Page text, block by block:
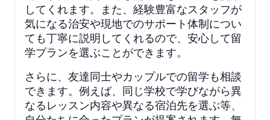
してくれます。また、経験豊富なスタッフが
気になる治安や現地でのサポート体制につい
ても丁寧に説明してくれるので、安心して留
学プランを選ぶことができます。
さらに、友達同士やカップルでの留学も相談
できます。例えば、同じ学校で学びながら異
なるレッスン内容や異なる宿泊先を選ぶ等、